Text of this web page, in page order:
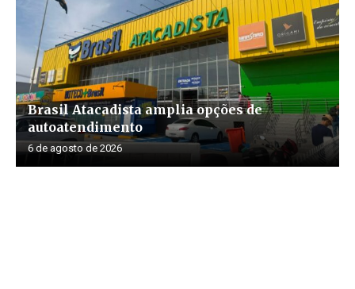
Brasil Atacadista amplia opções de
autoatendimento
6 de agosto de 2026